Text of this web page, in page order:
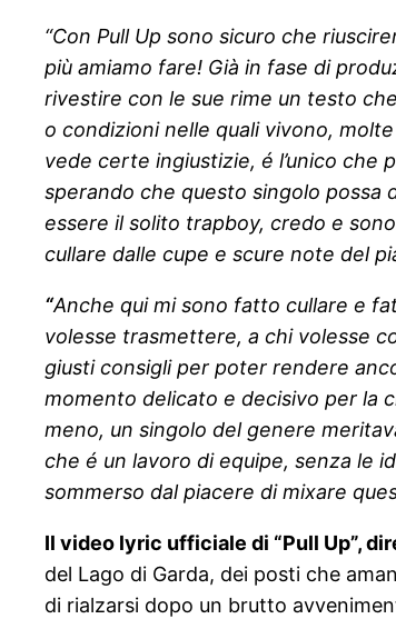
“Con Pull Up sono sicuro che
più amiamo fare! Già in fase di
rivestire con le sue rime un testo
o condizioni nelle quali vivono,
vede certe ingiustizie, é l’unico che
sperando che questo singolo possa
essere il solito trapboy, credo e
cullare dalle cupe e scure note del
“Anche qui mi sono fatto cullare e
volesse trasmettere, a chi volesse
giusti consigli per poter rendere
momento delicato e decisivo per la
meno, un singolo del genere
che é un lavoro di equipe, senza le
sommerso dal piacere di mixare
Il video lyric ufficiale di “Pull Up”,
del Lago di Garda, dei posti che
di rialzarsi dopo un brutto